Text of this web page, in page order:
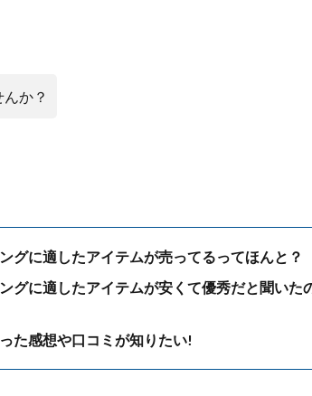
か？
グに適したアイテムが売ってるってほんと？
グに適したアイテムが安くて優秀だと聞いた
た感想や口コミが知りたい!